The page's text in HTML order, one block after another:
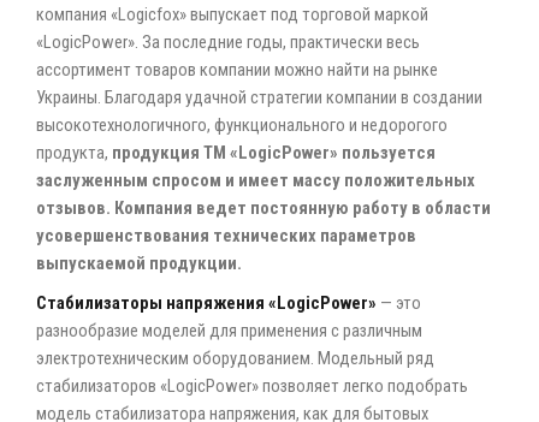
компания «Logicfox» выпускает под торговой маркой
«LogicРower». За последние годы, практически весь
ассортимент товаров компании можно найти на рынке
Украины. Благодаря удачной стратегии компании в создании
высокотехнологичного, функционального и недорогого
продукта, продукция ТМ «LogicРower» пользуется
заслуженным спросом и имеет массу положительных
отзывов. Компания ведет постоянную работу в области
усовершенствования технических параметров
выпускаемой продукции.
Стабилизаторы напряжения «LogicPower» — это
разнообразие моделей для применения с различным
электротехническим оборудованием. Модельный ряд
стабилизаторов «LogicPower» позволяет легко подобрать
модель стабилизатора напряжения, как для бытовых